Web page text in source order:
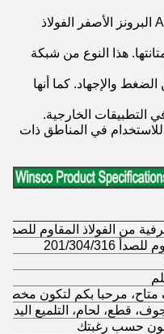
الميزة الرئيسية لـ AISI 201 304 316 البرونز الأصفر الفولاذ
هذا النوع من شبكة
والإجهاد. كما أنها
التطبيقات الخارجية.
للاستخدام في المناطق ذات
من الفولاذ المقاوم للصدأ
201/304/316
مرحبا بكم لتكون
قطع، لحام، التلميع
حسب رغبتك